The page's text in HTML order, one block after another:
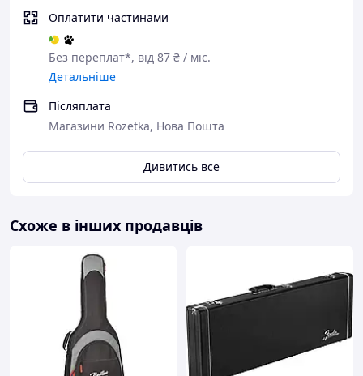
Оплатити частинами
Без переплат*, від 87 ₴ / міс.
Детальніше
Післяплата
Магазини Rozetka, Нова Пошта
Дивитись все
Схоже в інших продавців